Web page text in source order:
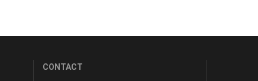
CONTACT